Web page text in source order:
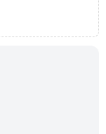
chơi (Tối đa 4
Cấu hình và đặc